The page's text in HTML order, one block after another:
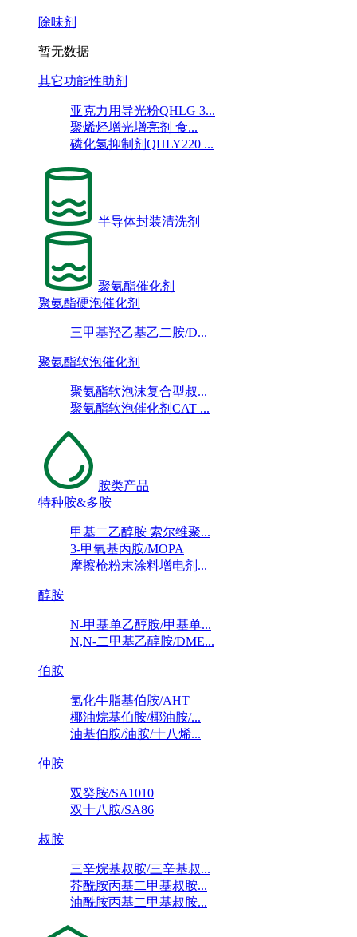
除味剂
暂无数据
其它功能性助剂
亚克力用导光粉QHLG 3...
聚烯烃增光增亮剂 食...
磷化氢抑制剂QHLY220 ...
半导体封装清洗剂
聚氨酯催化剂
聚氨酯硬泡催化剂
三甲基羟乙基乙二胺/D...
聚氨酯软泡催化剂
聚氨酯软泡沫复合型叔...
聚氨酯软泡催化剂CAT ...
胺类产品
特种胺&多胺
甲基二乙醇胺 索尔维聚...
3-甲氧基丙胺/MOPA
摩擦枪粉末涂料增电剂...
醇胺
N-甲基单乙醇胺/甲基单...
N,N-二甲基乙醇胺/DME...
伯胺
氢化牛脂基伯胺/AHT
椰油烷基伯胺/椰油胺/...
油基伯胺/油胺/十八烯...
仲胺
双癸胺/SA1010
双十八胺/SA86
叔胺
三辛烷基叔胺/三辛基叔...
芥酰胺丙基二甲基叔胺...
油酰胺丙基二甲基叔胺...